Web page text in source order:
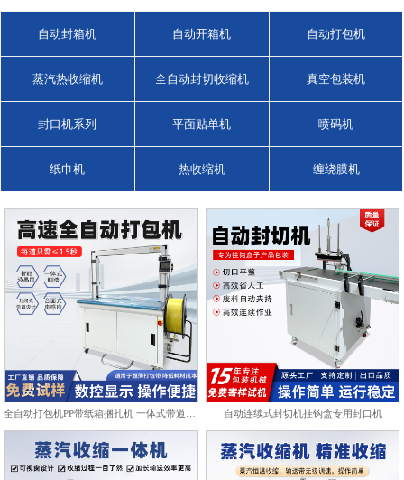
自动封箱机 自动开箱机 自动打包机
蒸汽热收缩机 全自动封切收缩机 真空包装机
封口机系列 平面贴单机 喷码机
纸巾机 热收缩机 缠绕膜机
自动连续式封切机挂钩盒专用封口机